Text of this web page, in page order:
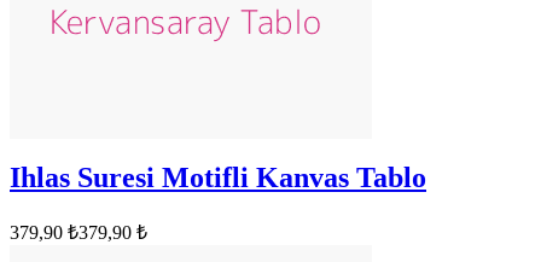
Ihlas Suresi Motifli Kanvas Tablo
379,90 ₺379,90 ₺